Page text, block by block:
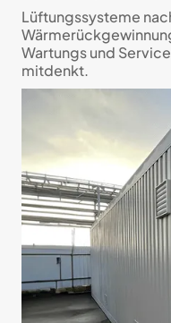
Lüftungssysteme
Wartungs und
mitdenkt.